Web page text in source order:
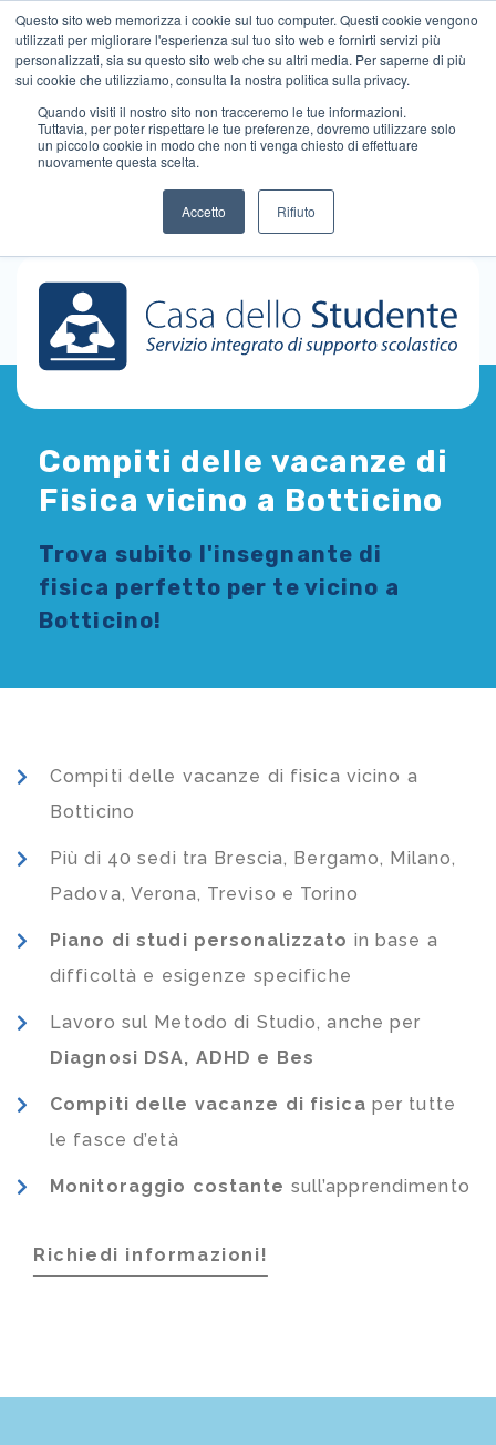
Questo sito web memorizza i cookie sul tuo computer. Questi cookie vengono
utilizzati per migliorare l'esperienza sul tuo sito web e fornirti servizi più
personalizzati, sia su questo sito web che su altri media. Per saperne di più
sui cookie che utilizziamo, consulta la nostra politica sulla privacy.
Quando visiti il ​​nostro sito non tracceremo le tue informazioni.
Tuttavia, per poter rispettare le tue preferenze, dovremo utilizzare solo
un piccolo cookie in modo che non ti venga chiesto di effettuare
nuovamente questa scelta.
Accetto Rifiuto
Compiti delle vacanze di
Fisica vicino a Botticino
Trova subito l'insegnante di
fisica perfetto per te vicino a
Botticino!
Compiti delle vacanze di fisica vicino a
Botticino
Più di 40 sedi tra Brescia, Bergamo, Milano,
Padova, Verona, Treviso e Torino
Piano di studi personalizzato in base a
difficoltà e esigenze specifiche
Lavoro sul Metodo di Studio, anche per
Diagnosi DSA, ADHD e Bes
Compiti delle vacanze di fisica per tutte
le fasce d’età
Monitoraggio costante sull’apprendimento
Richiedi informazioni!